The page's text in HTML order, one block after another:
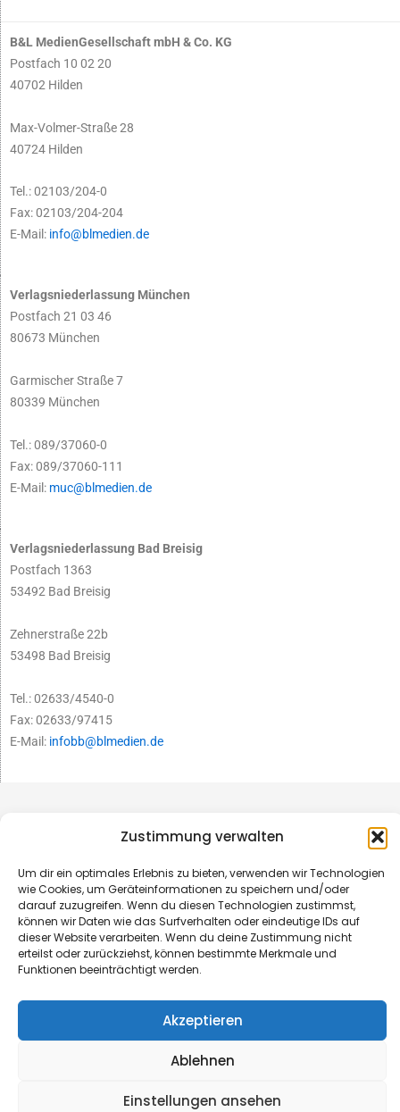
Zustimmung verwalten
Um dir ein optimales Erlebnis zu bieten, verwenden wir Technologien
wie Cookies, um Geräteinformationen zu speichern und/oder
darauf zuzugreifen. Wenn du diesen Technologien zustimmst,
können wir Daten wie das Surfverhalten oder eindeutige IDs auf
dieser Website verarbeiten. Wenn du deine Zustimmung nicht
erteilst oder zurückziehst, können bestimmte Merkmale und
Funktionen beeinträchtigt werden.
Akzeptieren
Ablehnen
Einstellungen ansehen
B&L MedienGesellschaft mbH & Co. KG
Postfach 10 02 20
40702 Hilden
Max-Volmer-Straße 28
40724 Hilden
Tel.: 02103/204-0
Fax: 02103/204-204
E-Mail: info@blmedien.de
Verlagsniederlassung München
Postfach 21 03 46
80673 München
Garmischer Straße 7
80339 München
Tel.: 089/37060-0
Fax: 089/37060-111
E-Mail: muc@blmedien.de
Verlagsniederlassung Bad Breisig
Postfach 1363
53492 Bad Breisig
Zehnerstraße 22b
53498 Bad Breisig
Tel.: 02633/4540-0
Fax: 02633/97415
E-Mail: infobb@blmedien.de
Made with ♥ by HLT GmbH & Co. KG